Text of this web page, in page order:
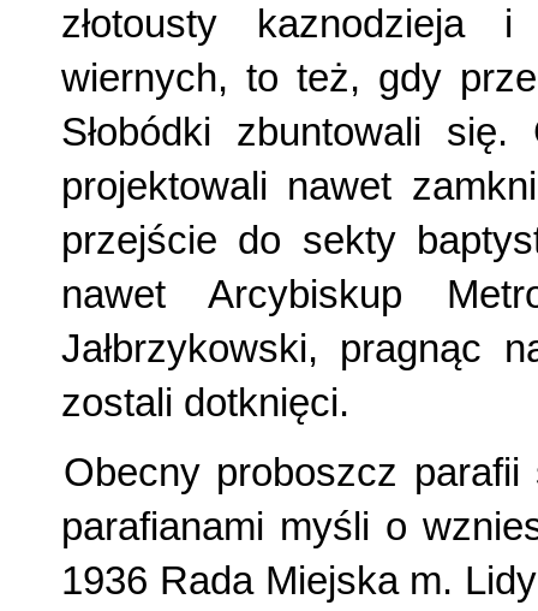
złotousty kazno­dzieja i
wiernych, to też, gdy
Słobódki zbuntowali
projektowali nawet
przejście do sekty
nawet Arcybiskup
Jałbrzykowski, pragnąc
zostali dotknięci.
Obecny proboszcz parafii
parafianami myśli o
1936 Rada Miejska m.